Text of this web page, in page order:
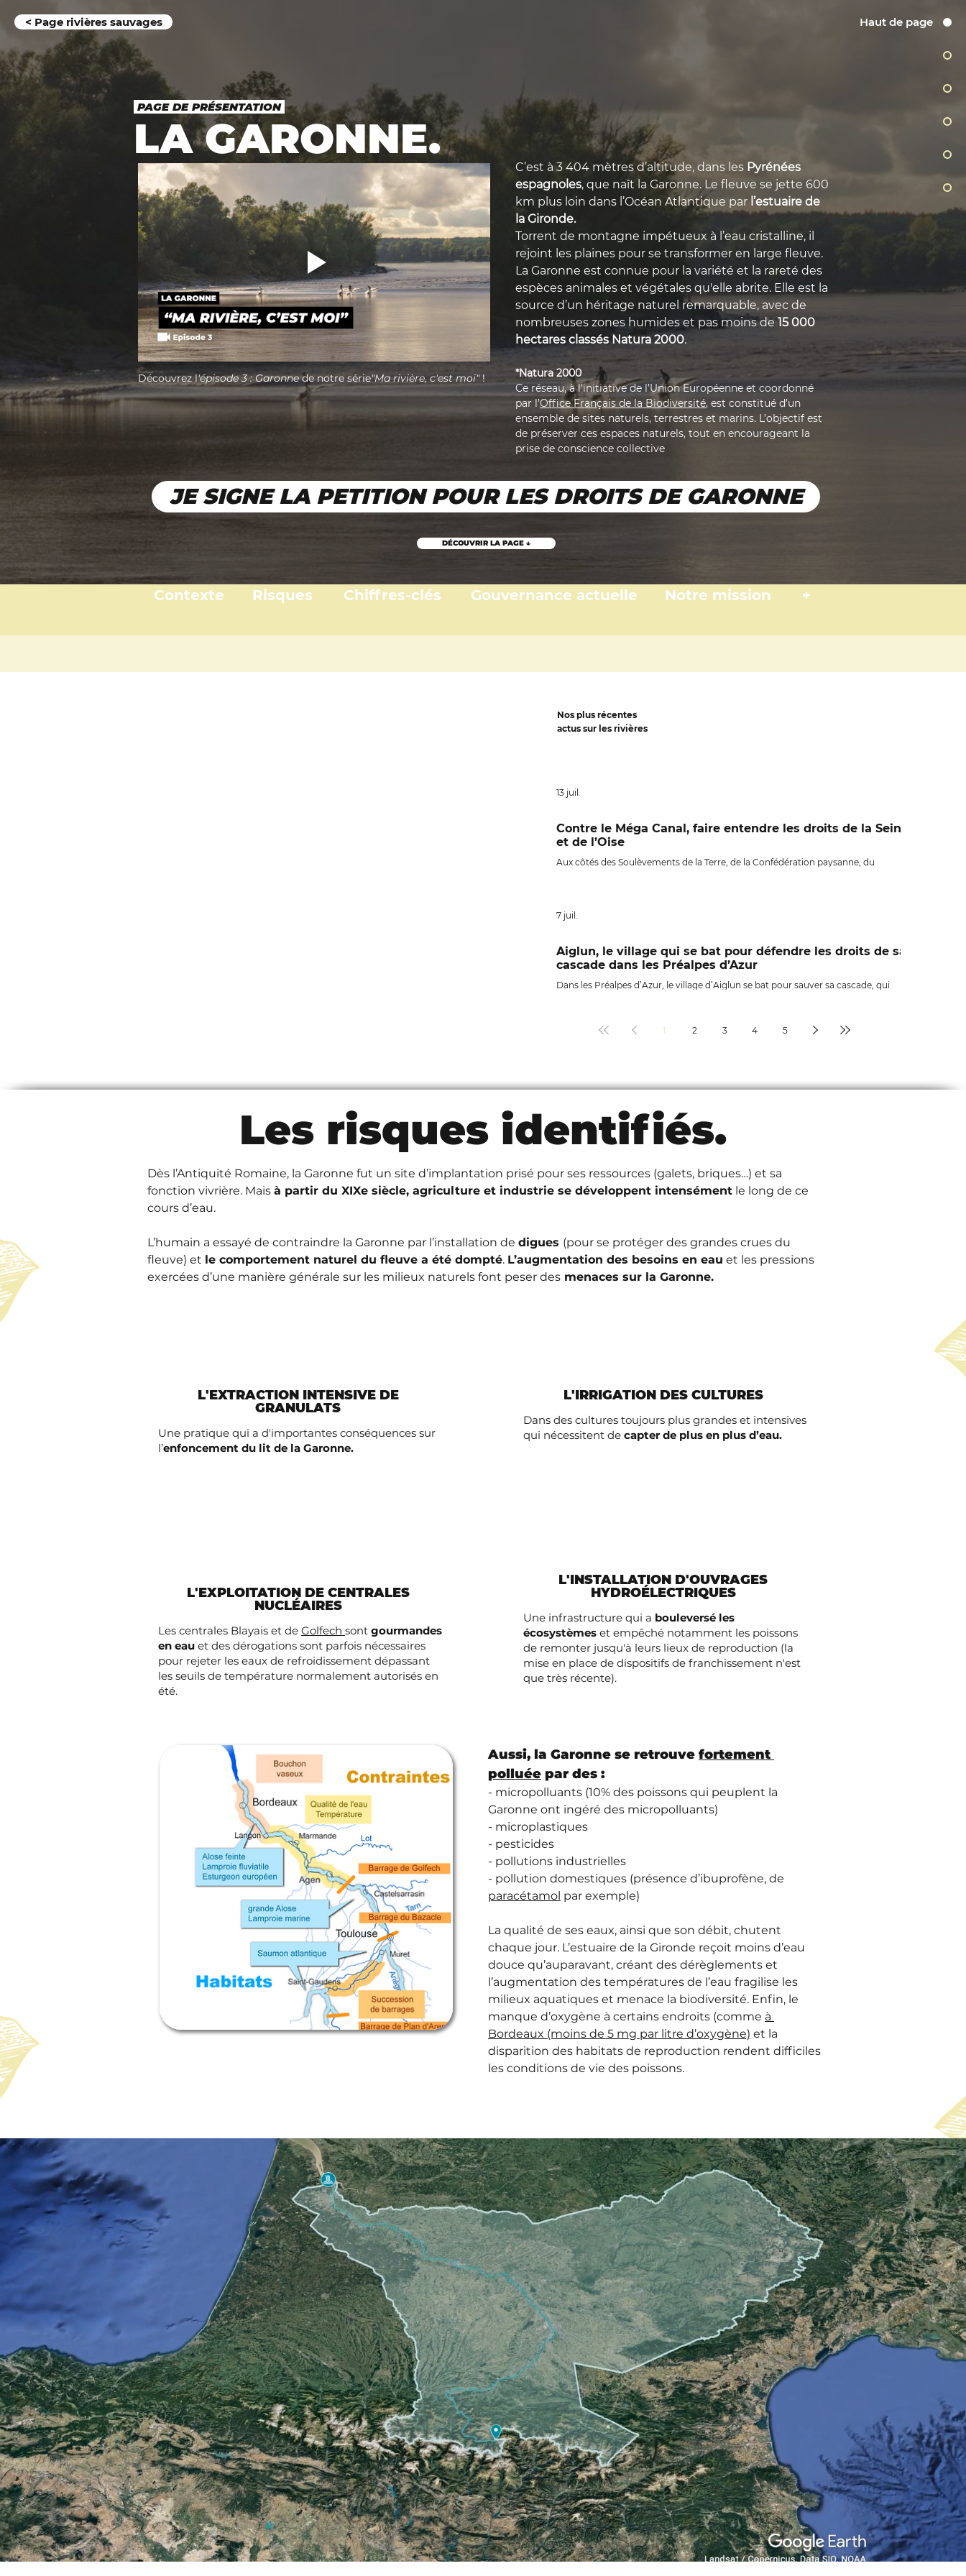
< Page rivières sauvages Haut de page
PAGE DE PRÉSENTATION
LA GARONNE.
C’est à 3 404 mètres d’altitude, dans les Pyrénées
espagnoles, que naît la Garonne. Le fleuve se jette 600
km plus loin dans l’Océan Atlantique par l’estuaire de
la Gironde.
Torrent de montagne impétueux à l’eau cristalline, il
rejoint les plaines pour se transformer en large fleuve.
La Garonne est connue pour la variété et la rareté des
espèces animales et végétales qu'elle abrite. Elle est la
source d’un héritage naturel remarquable, avec de
nombreuses zones humides et pas moins de 15 000
hectares classés Natura 2000.
*Natura 2000
Ce réseau, à l'initiative de l’Union Européenne et coordonné
par l’Office Français de la Biodiversité, est constitué d’un
ensemble de sites naturels, terrestres et marins. L’objectif est
de préserver ces espaces naturels, tout en encourageant la
prise de conscience collective
JE SIGNE LA PETITION POUR LES DROITS DE GARONNE
Découvrez l'épisode 3 : Garonne de notre série"Ma rivière, c'est moi" !
DÉCOUVRIR LA PAGE ↓
Contexte Risques Chiffres-clés Gouvernance actuelle Notre mission +
Nos plus récentes
actus sur les rivières
Contre le Méga Canal, faire entendre les droits de la Seine
et de l’Oise
Aux côtés des Soulèvements de la Terre, de la Confédération paysanne, du
13 juil.
Aiglun, le village qui se bat pour défendre les droits de sa
cascade dans les Préalpes d’Azur
Dans les Préalpes d’Azur, le village d’Aiglun se bat pour sauver sa cascade, qui
tension, le vallon s’assèche et les habitats nécessaires à la vie aquatique
disparaissent. Face à cette situation, la commune saisit le tribunal administratif
7 juil.
1 2 3 4 5
Les risques identifiés.
Dès l’Antiquité Romaine, la Garonne fut un site d’implantation prisé pour ses ressources (galets, briques…) et sa
fonction vivrière. Mais à partir du XIXe siècle, agriculture et industrie se développent intensément le long de ce
cours d’eau.
L’humain a essayé de contraindre la Garonne par l’installation de digues (pour se protéger des grandes crues du
fleuve) et le comportement naturel du fleuve a été dompté. L’augmentation des besoins en eau et les pressions
exercées d’une manière générale sur les milieux naturels font peser des menaces sur la Garonne.
L'EXTRACTION INTENSIVE DE
GRANULATS
Une pratique qui a d'importantes conséquences sur
l’enfoncement du lit de la Garonne.
L'EXPLOITATION DE CENTRALES
NUCLÉAIRES
Les centrales Blayais et de Golfech sont gourmandes
en eau et des dérogations sont parfois nécessaires
pour rejeter les eaux de refroidissement dépassant
les seuils de température normalement autorisés en
été.
L'IRRIGATION DES CULTURES
Dans des cultures toujours plus grandes et intensives
qui nécessitent de capter de plus en plus d’eau.
L'INSTALLATION D'OUVRAGES
HYDROÉLECTRIQUES
Une infrastructure qui a bouleversé les
écosystèmes et empêché notamment les poissons
de remonter jusqu'à leurs lieux de reproduction (la
mise en place de dispositifs de franchissement n'est
que très récente).
Aussi, la Garonne se retrouve fortement
polluée par des :
- micropolluants (10% des poissons qui peuplent la
Garonne ont ingéré des micropolluants)
- microplastiques
- pesticides
- pollutions industrielles
- pollution domestiques (présence d’ibuprofène, de
paracétamol par exemple)
La qualité de ses eaux, ainsi que son débit, chutent
chaque jour. L’estuaire de la Gironde reçoit moins d’eau
douce qu’auparavant, créant des dérèglements et
l’augmentation des températures de l’eau fragilise les
milieux aquatiques et menace la biodiversité. Enfin, le
manque d’oxygène à certains endroits (comme à
Bordeaux (moins de 5 mg par litre d’oxygène) et la
disparition des habitats de reproduction rendent difficiles
les conditions de vie des poissons.